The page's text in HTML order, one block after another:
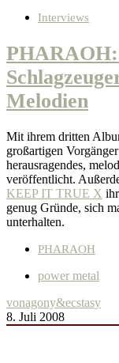
Interviews
PHARAOH:
Melodien
Mit ihrem dritten
großartigen
herausragendes,
veröffentlicht.
KEEP IT TRUE X
genug Gründe, sich
unterhalten.
PHARAOH
power metal
vonagony&ecstasy
8. Juli 2008